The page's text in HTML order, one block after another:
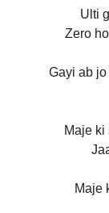
Ulti
Zero
Gayi ab
Maje ki
Maje